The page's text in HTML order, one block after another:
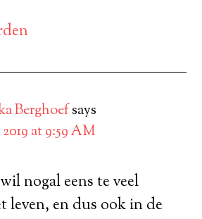
Berghoefsays
at 9:59 AM
nogal eens te veel
leven, en dus ook in de